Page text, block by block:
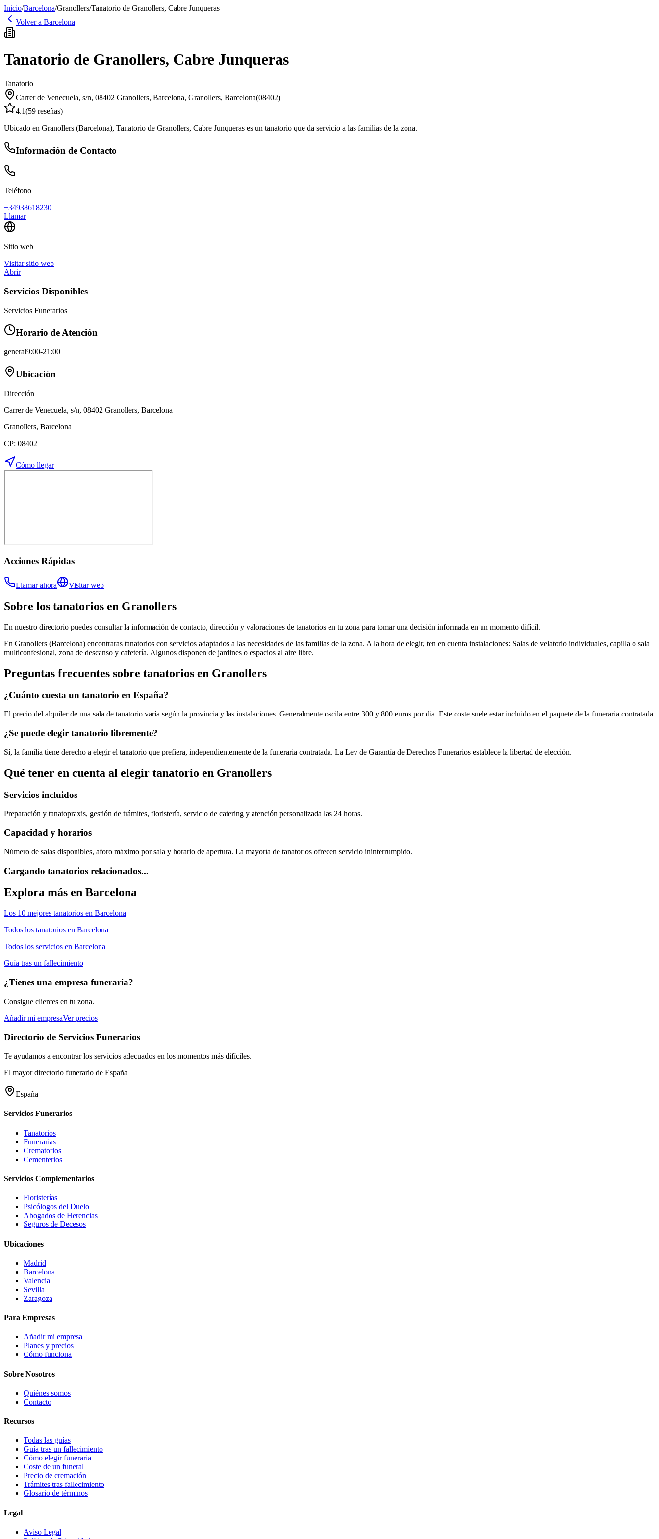
Inicio/Barcelona/Granollers/Tanatorio de Granollers, Cabre Junqueras
Volver a Barcelona
Tanatorio de Granollers, Cabre Junqueras
Tanatorio
Carrer de Venecuela, s/n, 08402 Granollers, Barcelona, Granollers, Barcelona(08402)
4.1(59 reseñas)
Ubicado en Granollers (Barcelona), Tanatorio de Granollers, Cabre Junqueras es un tanatorio que da servicio a las familias de la zona.
Información de Contacto
Teléfono
+34938618230
Llamar
Sitio web
Visitar sitio web
Abrir
Servicios Disponibles
Servicios Funerarios
Horario de Atención
general9:00-21:00
Ubicación
Dirección
Carrer de Venecuela, s/n, 08402 Granollers, Barcelona
Granollers, Barcelona
CP: 08402
Cómo llegar
Acciones Rápidas
Llamar ahora Visitar web
Sobre los tanatorios en Granollers
En nuestro directorio puedes consultar la información de contacto, dirección y valoraciones de tanatorios en tu zona para tomar una decisión informada en un momento difícil.
En Granollers (Barcelona) encontraras tanatorios con servicios adaptados a las necesidades de las familias de la zona. A la hora de elegir, ten en cuenta instalaciones: Salas de velatorio individuales, capilla o sala
multiconfesional, zona de descanso y cafetería. Algunos disponen de jardines o espacios al aire libre.
Preguntas frecuentes sobre tanatorios en Granollers
¿Cuánto cuesta un tanatorio en España?
El precio del alquiler de una sala de tanatorio varía según la provincia y las instalaciones. Generalmente oscila entre 300 y 800 euros por día. Este coste suele estar incluido en el paquete de la funeraria contratada.
¿Se puede elegir tanatorio libremente?
Sí, la familia tiene derecho a elegir el tanatorio que prefiera, independientemente de la funeraria contratada. La Ley de Garantía de Derechos Funerarios establece la libertad de elección.
Qué tener en cuenta al elegir tanatorio en Granollers
Servicios incluidos
Preparación y tanatopraxis, gestión de trámites, floristería, servicio de catering y atención personalizada las 24 horas.
Capacidad y horarios
Número de salas disponibles, aforo máximo por sala y horario de apertura. La mayoría de tanatorios ofrecen servicio ininterrumpido.
Cargando tanatorios relacionados...
Explora más en Barcelona
Los 10 mejores tanatorios en Barcelona
Todos los tanatorios en Barcelona
Todos los servicios en Barcelona
Guía tras un fallecimiento
¿Tienes una empresa funeraria?
Consigue clientes en tu zona.
Añadir mi empresaVer precios
Directorio de Servicios Funerarios
Te ayudamos a encontrar los servicios adecuados en los momentos más difíciles.
El mayor directorio funerario de España
España
Servicios Funerarios
Tanatorios
Funerarias
Crematorios
Cementerios
Servicios Complementarios
Floristerías
Psicólogos del Duelo
Abogados de Herencias
Seguros de Decesos
Ubicaciones
Madrid
Barcelona
Valencia
Sevilla
Zaragoza
Para Empresas
Añadir mi empresa
Planes y precios
Cómo funciona
Sobre Nosotros
Quiénes somos
Contacto
Recursos
Todas las guías
Guía tras un fallecimiento
Cómo elegir funeraria
Coste de un funeral
Precio de cremación
Trámites tras fallecimiento
Glosario de términos
Legal
Aviso Legal